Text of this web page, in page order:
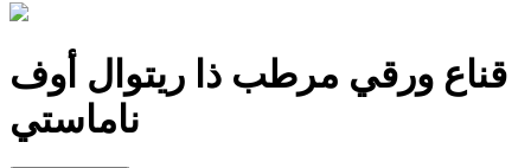
قناع ورقي مرطب ذا ريتوال أوف
ناماستي